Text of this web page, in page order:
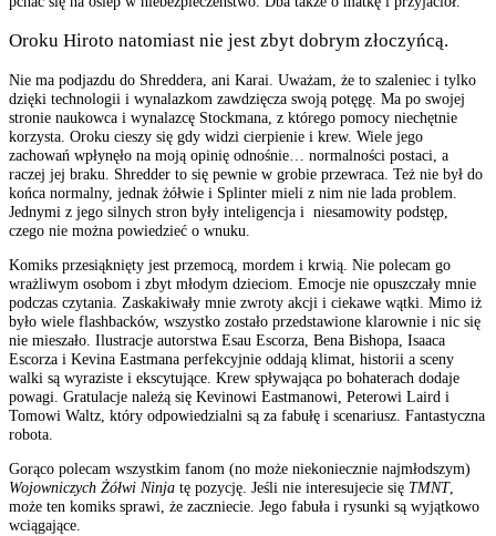
Oroku Hiroto natomiast nie jest zbyt dobrym złoczyńcą.
Nie ma podjazdu do Shreddera, ani Karai. Uważam, że to szaleniec i tylko
dzięki technologii i wynalazkom zawdzięcza swoją potęgę. Ma po swojej
stronie naukowca i wynalazcę Stockmana, z którego pomocy niechętnie
korzysta. Oroku cieszy się gdy widzi cierpienie i krew. Wiele jego
zachowań wpłynęło na moją opinię odnośnie… normalności postaci, a
raczej jej braku. Shredder to się pewnie w grobie przewraca. Też nie był do
końca normalny, jednak żółwie i Splinter mieli z nim nie lada problem.
Jednymi z jego silnych stron były inteligencja i niesamowity podstęp,
czego nie można powiedzieć o wnuku.
Komiks przesiąknięty jest przemocą, mordem i krwią. Nie polecam go
wrażliwym osobom i zbyt młodym dzieciom. Emocje nie opuszczały mnie
podczas czytania. Zaskakiwały mnie zwroty akcji i ciekawe wątki. Mimo iż
było wiele flashbacków, wszystko zostało przedstawione klarownie i nic się
nie mieszało. Ilustracje autorstwa Esau Escorza, Bena Bishopa, Isaaca
Escorza i Kevina Eastmana perfekcyjnie oddają klimat, historii a sceny
walki są wyraziste i ekscytujące. Krew spływająca po bohaterach dodaje
powagi. Gratulacje należą się Kevinowi Eastmanowi, Peterowi Laird i
Tomowi Waltz, który odpowiedzialni są za fabułę i scenariusz. Fantastyczna
robota.
Gorąco polecam wszystkim fanom (no może niekoniecznie najmłodszym)
Wojowniczych Żółwi Ninja tę pozycję. Jeśli nie interesujecie się TMNT,
może ten komiks sprawi, że zaczniecie. Jego fabuła i rysunki są wyjątkowo
wciągające.